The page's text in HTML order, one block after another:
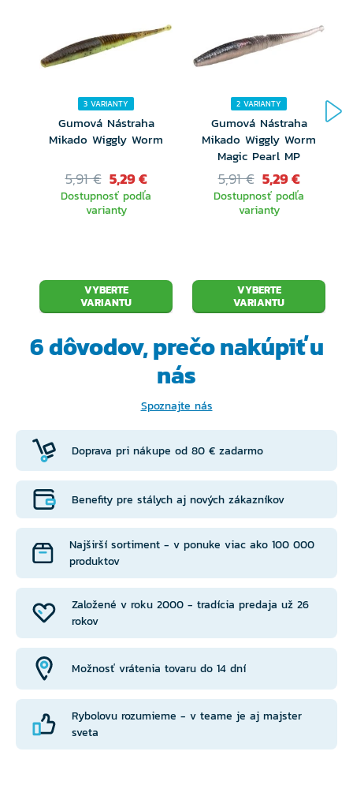
jigová hlavička, čeburaška, chatterbait,
sbirolino
Napustený cesnakovým/syrovým alebo
banánovým dipom
Bez toxických ftalátov
Dostupné v 6 vysoko účinných farbách
3 VARIANTY
Gumová Nástraha
Mikado Wiggly Worm
5,91 € 5,29 €
Dostupnosť podľa
varianty
VYBERTE
VARIANTU
2 VARIANTY
Gumová Nástraha
Mikado Wiggly Worm
Magic Pearl MP
5,91 € 5,29 €
Dostupnosť podľa
varianty
VYBERTE
VARIANTU
6 dôvodov, prečonakúpiť u
nás
Spoznajte nás
Doprava pri nákupe od 80 € zadarmo
Založené v roku 2000 - tradícia predaja už 26
rokov
Benefity pre stálych aj nových zákazníkov
Možnosť vrátenia tovaru do 14 dní
Najširší sortiment - v ponuke viac ako 100 000
produktov
Rybolovu rozumieme - v teame je aj majster
sveta